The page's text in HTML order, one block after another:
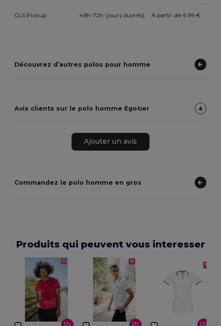
GLS Pickup 48h-72h (jours ouvrés) À partir de 4.99 €
Découvrez d’autres polos pour homme
Avis clients sur le polo homme Egotier
Ajouter un avis
Commandez le polo homme en gros
Produits qui peuvent vous interesser